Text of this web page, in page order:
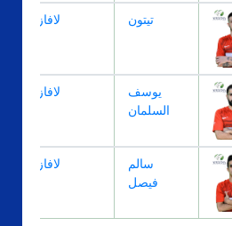
تيتون لافازا
يوسف
السلمان
لافازا
سالم
فيصل
لافازا